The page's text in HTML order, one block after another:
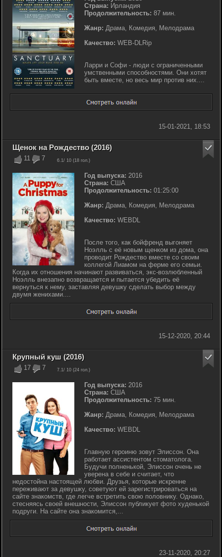
Страна: Ирландия
Продолжительность: 87 мин.
Жанр: Драма, Комедия, Мелодрама
Качество: WEB-DLRip
Ларри и Софи - люди с ограниченными
умственными способностями. Они хотят
быть вместе, но весь мир против них....
15-01-2021, 18:53
11 7 6.1 / 10 (18 гол.)
Щенок на Рождество (2016)
Год выпуска: 2016
Страна: США
Продолжительность: 01:25:00
Жанр: Драма, Комедия, Мелодрама
Качество: WEBDL
После того, как бойфренд выгоняет
Ноэлль с её новым щенком из дома, она
проводит Рождество вместе со своим
коллегой Лиамом на ферме его семьи.
Когда их отношения начинают развиваться, экс-возлюбленный
Ноэлль внезапно возвращается и пытается убедить её
вернуться к нему, заставляя девушку сделать выбор между
двумя женихами....
15-12-2020, 20:44
17 7 7.1 / 10 (24 гол.)
Крупный куш (2016)
Год выпуска: 2016
Страна: США
Продолжительность: 75 мин.
Жанр: Драма, Комедия, Мелодрама
Качество: WEBDL
Главную героиню зовут Элиссон. Она
работает ассистентом стоматолога.
Будучи полненькой, Элиссон очень не
уверена в себе и считает, что
недостойна настоящей любви. Друзья, которые искренне
переживают за девушку, советуют ей зарегистрироваться на
сайте знакомств, где легче встретить свою половнику. Однако,
стесняясь своей внешности, Элиссон публикует фото худенькой
подруги. На сайте она знакомится,...
23-11-2020, 20:27